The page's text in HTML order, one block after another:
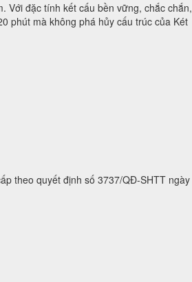
Với đặc tính kết cấu bền vững, chắc chắn,
phút mà không phá hủy cấu trúc của Két
theo quyết định số 3737/QĐ-SHTT ngày